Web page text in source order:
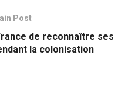
Post
de reconnaître ses
la colonisation